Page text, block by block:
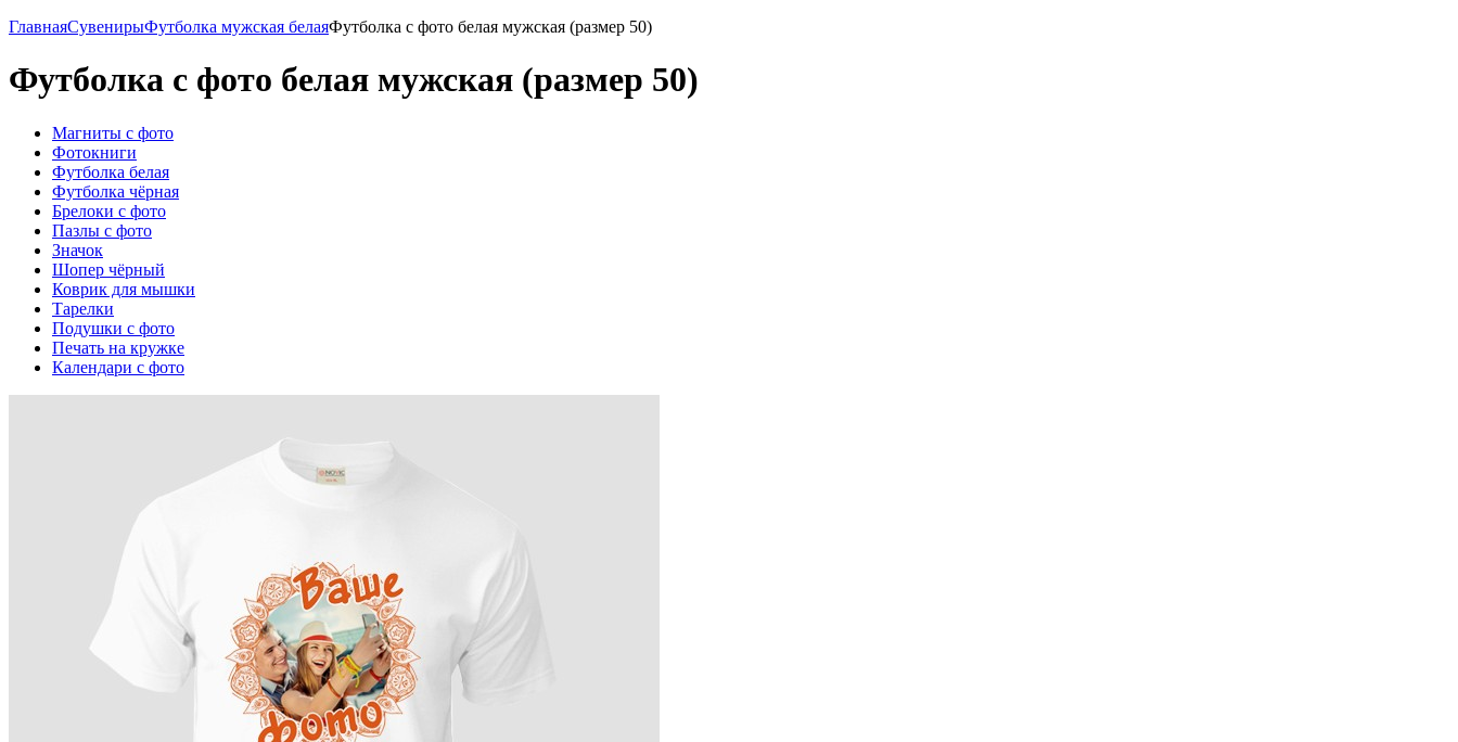
ГлавнаяСувенирыФутболка мужская белаяФутболка с фото белая мужская (размер 50)
Футболка с фото белая мужская (размер 50)
Магниты с фото
Фотокниги
Футболка белая
Футболка чёрная
Брелоки с фото
Пазлы с фото
Значок
Шопер чёрный
Коврик для мышки
Тарелки
Подушки с фото
Печать на кружке
Календари с фото